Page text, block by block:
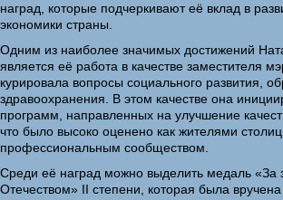
наград, которые подчеркивают её вклад в
экономики страны.
Одним из наиболее значимых достижений
является её работа в качестве заместителя
курировала вопросы социального развития,
здравоохранения. В этом качестве она
программ, направленных на улучшение
что было высоко оценено как жителями
профессиональным сообществом.
Среди её наград можно выделить медаль «За
Отечеством» II степени, которая была